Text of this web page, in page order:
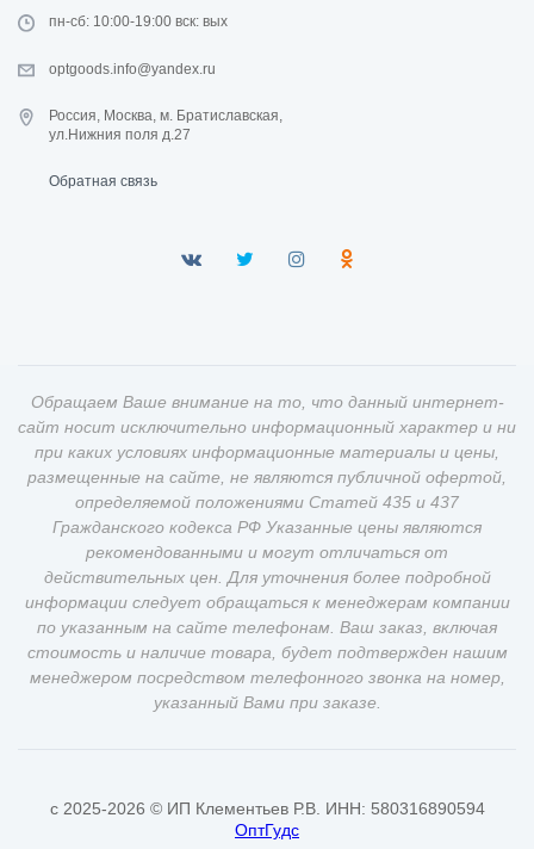
пн-сб: 10:00-19:00 вск: вых
optgoods.info@yandex.ru
Россия, Москва, м. Братиславская,
ул.Нижния поля д.27
Обратная связь
Обращаем Ваше внимание на то, что данный интернет-
сайт носит исключительно информационный характер и ни
при каких условиях информационные материалы и цены,
размещенные на сайте, не являются публичной офертой,
определяемой положениями Статей 435 и 437
Гражданского кодекса РФ Указанные цены являются
рекомендованными и могут отличаться от
действительных цен. Для уточнения более подробной
информации следует обращаться к менеджерам компании
по указанным на сайте телефонам. Ваш заказ, включая
стоимость и наличие товара, будет подтвержден нашим
менеджером посредством телефонного звонка на номер,
указанный Вами при заказе.
c 2025-2026 © ИП Клементьев Р.В. ИНН: 580316890594
ОптГудс